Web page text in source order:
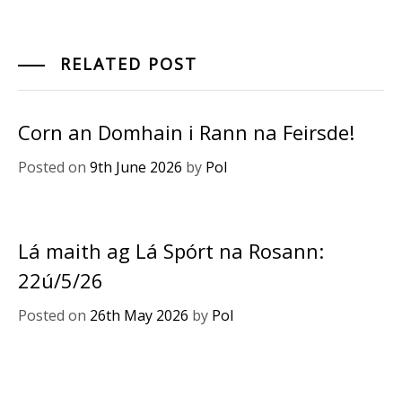
RELATED POST
Corn an Domhain i Rann na Feirsde!
Posted on 9th June 2026 by Pol
Lá maith ag Lá Spórt na Rosann:
22ú/5/26
Posted on 26th May 2026 by Pol